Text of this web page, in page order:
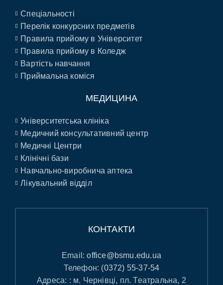
Спеціальності
Перелік конкурсних предметів
Правила прийому в Університет
Правила прийому в Коледж
Вартість навчання
Приймальна коміся
МЕДИЦИНА
Університетська клініка
Медичний консультативний центр
Медичні Центри
Клінічні бази
Навчально-виробнича аптека
Лікувальний відділ
КОНТАКТИ
Email:office@bsmu.edu.ua
Телефон: (0372) 55-37-54
Адреса: : м. Чернівці, пл. Театральна, 2